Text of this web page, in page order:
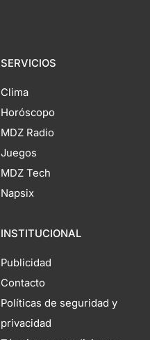
SERVICIOS
Clima
Horóscopo
MDZ Radio
Juegos
MDZ Tech
Napsix
INSTITUCIONAL
Publicidad
Contacto
Políticas de seguridad y
privacidad